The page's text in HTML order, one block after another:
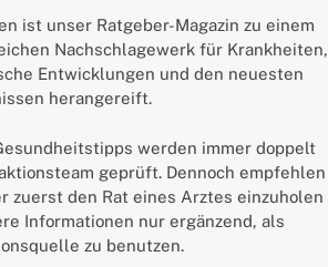
ist unser Ratgeber-Magazin zu einem
Nachschlagewerk für Krankheiten,
Entwicklungen und den neuesten
herangereift.
werden immer doppelt
geprüft. Dennoch empfehlen
zuerst den Rat eines Arztes einzuholen
Informationen nur ergänzend, als
zu benutzen.